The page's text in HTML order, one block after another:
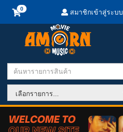
สมาชิกเข้าสู่ระบบ